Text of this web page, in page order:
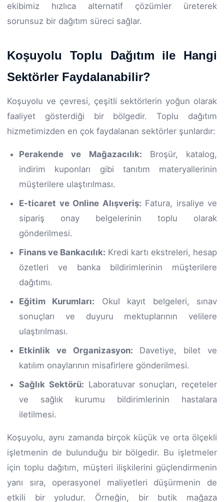
ekibimiz hızlıca alternatif çözümler üreterek
sorunsuz bir dağıtım süreci sağlar.
Koşuyolu Toplu Dağıtım ile Hangi
Sektörler Faydalanabilir?
Koşuyolu ve çevresi, çeşitli sektörlerin yoğun olarak
faaliyet gösterdiği bir bölgedir. Toplu dağıtım
hizmetimizden en çok faydalanan sektörler şunlardır:
Perakende ve Mağazacılık: Broşür, katalog,
indirim kuponları gibi tanıtım materyallerinin
müşterilere ulaştırılması.
E-ticaret ve Online Alışveriş: Fatura, irsaliye ve
sipariş onay belgelerinin toplu olarak
gönderilmesi.
Finans ve Bankacılık: Kredi kartı ekstreleri, hesap
özetleri ve banka bildirimlerinin müşterilere
dağıtımı.
Eğitim Kurumları: Okul kayıt belgeleri, sınav
sonuçları ve duyuru mektuplarının velilere
ulaştırılması.
Etkinlik ve Organizasyon: Davetiye, bilet ve
katılım onaylarının misafirlere gönderilmesi.
Sağlık Sektörü: Laboratuvar sonuçları, reçeteler
ve sağlık kurumu bildirimlerinin hastalara
iletilmesi.
Koşuyolu, aynı zamanda birçok küçük ve orta ölçekli
işletmenin de bulunduğu bir bölgedir. Bu işletmeler
için toplu dağıtım, müşteri ilişkilerini güçlendirmenin
yanı sıra, operasyonel maliyetleri düşürmenin de
etkili bir yoludur. Örneğin, bir butik mağaza